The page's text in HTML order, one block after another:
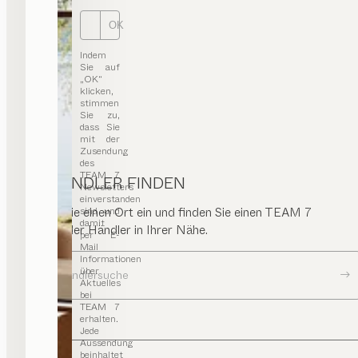
OK
Indem
Sie auf
„OK“
klicken,
stimmen
Sie zu,
dass Sie
mit der
Zusendung
des
TEAM 7
Newsletters
einverstanden
sind und
damit
per E-
Mail
Informationen
über
Aktuelles
bei
TEAM 7
erhalten.
Jede
Aussendung
beinhaltet
0049/9842/98890
helm@grimm.de
einrichten.grimm.de
TEAM 7 Frankfurt
FLAGSHIPSTORE
Hanauer Landstraße 150
60314 Frankfurt am Main
Deutschland
ESSEN | WOHNEN | SCHLAFEN | KIND | KÜCHE
Routenplaner
+49 69 4800450
office@team7-frankfurt.de
team7-frankfurt.de
HÄNDLER FINDEN
Geben Sie einen Ort ein und finden Sie einen TEAM 7
Store oder Händler in Ihrer Nähe.
Zur Händlersuche